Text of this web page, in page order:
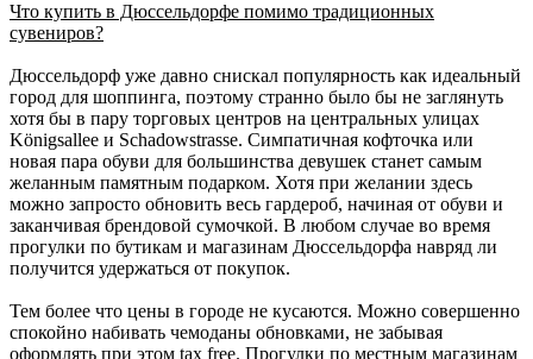
Что купить в Дюссельдорфе помимо традиционных
сувениров?
Дюссельдорф уже давно снискал популярность как идеальный
город для шоппинга, поэтому странно было бы не заглянуть
хотя бы в пару торговых центров на центральных улицах
Königsallee и Schadowstrasse. Симпатичная кофточка или
новая пара обуви для большинства девушек станет самым
желанным памятным подарком. Хотя при желании здесь
можно запросто обновить весь гардероб, начиная от обуви и
заканчивая брендовой сумочкой. В любом случае во время
прогулки по бутикам и магазинам Дюссельдорфа навряд ли
получится удержаться от покупок.
Тем более что цены в городе не кусаются. Можно совершенно
спокойно набивать чемоданы обновками, не забывая
оформлять при этом tax free. Прогулки по местным магазинам